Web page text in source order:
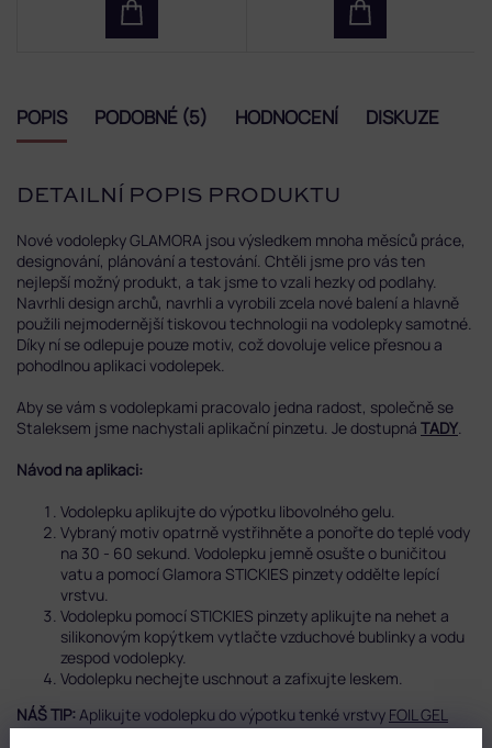
POPIS PODOBNÉ (5) HODNOCENÍ DISKUZE
DETAILNÍ POPIS PRODUKTU
Nové vodolepky GLAMORA jsou výsledkem mnoha měsíců práce,
designování, plánování a testování. Chtěli jsme pro vás ten
nejlepší možný produkt, a tak jsme to vzali hezky od podlahy.
Navrhli design archů, navrhli a vyrobili zcela nové balení a hlavně
použili nejmodernější tiskovou technologii na vodolepky samotné.
Díky ní se odlepuje pouze motiv, což dovoluje velice přesnou a
pohodlnou aplikaci vodolepek.
Aby se vám s vodolepkami pracovalo jedna radost, společně se
Staleksem jsme nachystali aplikační pinzetu. Je dostupná TADY.
Návod na aplikaci:
Vodolepku aplikujte do výpotku libovolného gelu.
Vybraný motiv opatrně vystřihněte a ponořte do teplé vody
na 30 - 60 sekund. Vodolepku jemně osušte o buničitou
vatu a pomocí Glamora STICKIES pinzety oddělte lepící
vrstvu.
Vodolepku pomocí STICKIES pinzety aplikujte na nehet a
silikonovým kopýtkem vytlačte vzduchové bublinky a vodu
zespod vodolepky.
Vodolepku nechejte uschnout a zafixujte leskem.
NÁŠ TIP: Aplikujte vodolepku do výpotku tenké vrstvy FOIL GEL
CLEAR.